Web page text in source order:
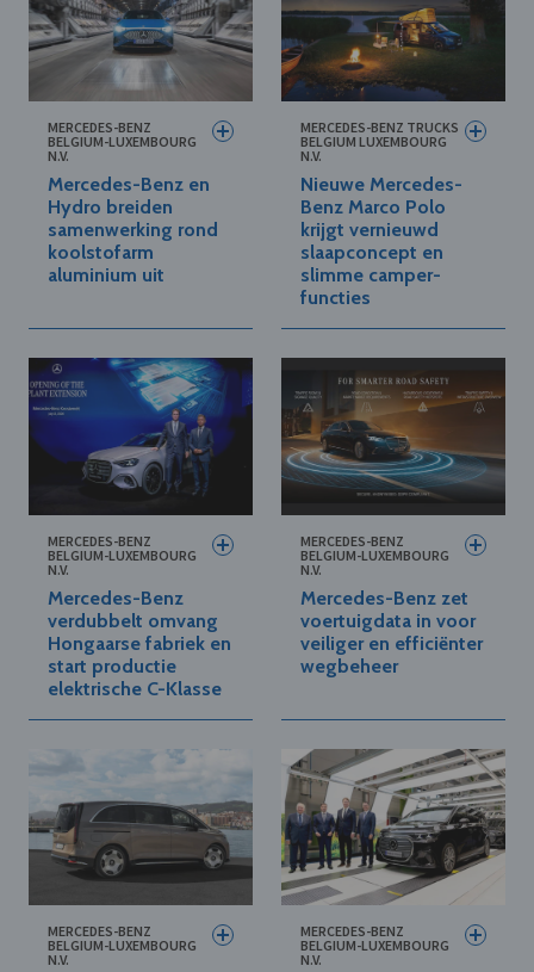
MERCEDES-BENZ
BELGIUM-LUXEMBOURG
N.V.
Mercedes-Benz en
Hydro breiden
samenwerking rond
koolstofarm
aluminium uit
MERCEDES-BENZ TRUCKS
BELGIUM LUXEMBOURG
N.V.
Nieuwe Mercedes-
Benz Marco Polo
krijgt vernieuwd
slaapconcept en
slimme camper-
functies
MERCEDES-BENZ
BELGIUM-LUXEMBOURG
N.V.
Mercedes-Benz
verdubbelt omvang
Hongaarse fabriek en
start productie
elektrische C-Klasse
MERCEDES-BENZ
BELGIUM-LUXEMBOURG
N.V.
Mercedes-Benz zet
voertuigdata in voor
veiliger en efficiënter
wegbeheer
MERCEDES-BENZ
BELGIUM-LUXEMBOURG
N.V.
MERCEDES-BENZ
BELGIUM-LUXEMBOURG
N.V.